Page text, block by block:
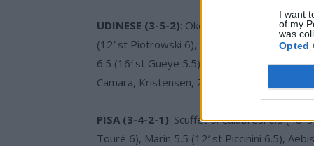
I want
of my
was
Opted
UDINESE (3-5-2): Okoye 5; Bertola 6,
(12′ st Piotrowski 6), Karlstrom 6, Miller 6
6.5 (16′ st Gueye 5.5), Davis 6. In panchina:
Camara, Kristensen, Zemura, Rui Modesto.
PISA (3-4-2-1): Scuffet 6; Calabresi 6.5 (48′
Touré 6), Marin 5.5 (12′ st Piccinini 6.5),